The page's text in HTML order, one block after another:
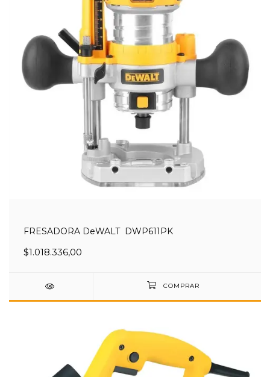
FRESADORA DeWALT DWP611PK
$1.018.336,00